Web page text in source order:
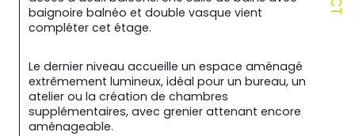
baignoire balnéo et double vasque vient
compléter cet étage.
Le dernier niveau accueille un espace aménagé
extrêmement lumineux, idéal pour un bureau, un
atelier ou la création de chambres
supplémentaires, avec grenier attenant encore
aménageable.